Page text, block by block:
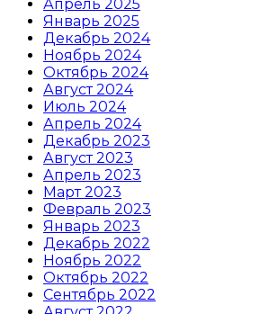
Апрель 2025
Январь 2025
Декабрь 2024
Ноябрь 2024
Октябрь 2024
Август 2024
Июль 2024
Апрель 2024
Декабрь 2023
Август 2023
Апрель 2023
Март 2023
Февраль 2023
Январь 2023
Декабрь 2022
Ноябрь 2022
Октябрь 2022
Сентябрь 2022